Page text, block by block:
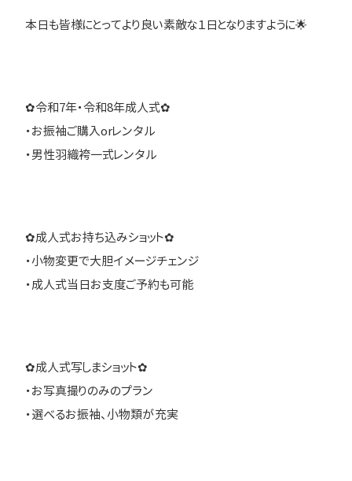
本日も皆様にとってより良い素敵な１日となりますように🌟
✿令和7年・令和8年成人式✿
・お振袖ご購入orレンタル
・男性羽織袴一式レンタル
✿成人式お持ち込みショット✿
・小物変更で大胆イメージチェンジ
・成人式当日お支度ご予約も可能
✿成人式写しまショット✿
・お写真撮りのみのプラン
・選べるお振袖、小物類が充実